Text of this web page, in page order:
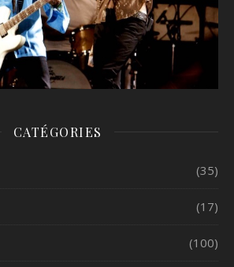
CATÉGORIES
(35)
(17)
(100)